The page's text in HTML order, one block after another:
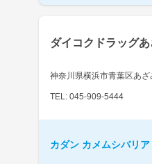
ダイコクドラッグ
神奈川県横浜市青葉区あ
TEL: 045-909-5444
カダン カメムシバリ